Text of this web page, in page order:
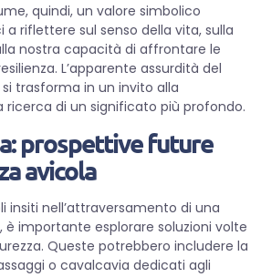
quindi, un valore simbolico
a riflettere sul senso della vita, sulla
nostra capacità di affrontare le
L’apparente assurdità del
trasforma in un invito alla
ricerca di un significato più profondo.
prospettive future
avicola
insiti nell’attraversamento di una
è importante esplorare soluzioni volte
Queste potrebbero includere la
o cavalcavia dedicati agli